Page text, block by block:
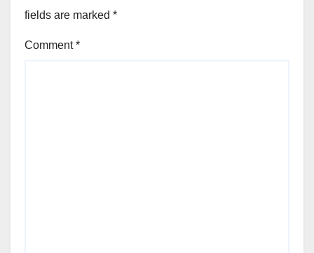
fields are marked *
Comment*